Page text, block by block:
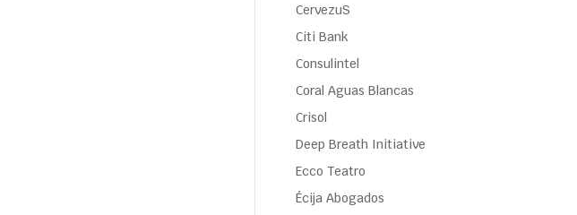
CervezuS
Citi Bank
Consulintel
Coral Aguas Blancas
Crisol
Deep Breath Initiative
Ecco Teatro
Écija Abogados